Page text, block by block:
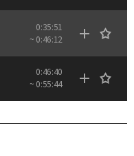
0:35:51
~ 0:46:12
0:46:40
~ 0:55:44